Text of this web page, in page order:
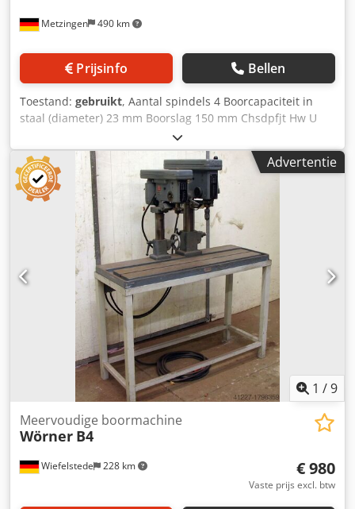
Metzingen 490 km
Prijsinfo Bellen
Toestand: gebruikt, Aantal spindels 4 Boorcapaciteit in
staal (diameter) 23 mm Boorslag 150 mm Chsdpfjt Hw U
Nox Agrea Totaal benodigd vermogen kW Machinegewicht
ca. t Benodigde ruimte ca. m
Advertentie
1 /9
Wiefelstede 228 km
Meervoudige boormachine
Wörner B4
€ 980
Vaste prijs excl. btw